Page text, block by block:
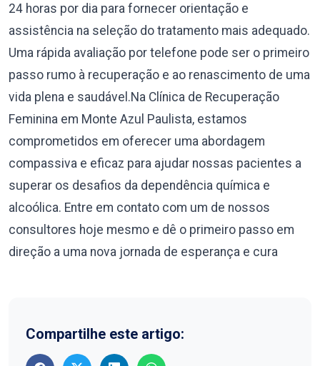
24 horas por dia para fornecer orientação e
assistência na seleção do tratamento mais adequado.
Uma rápida avaliação por telefone pode ser o primeiro
passo rumo à recuperação e ao renascimento de uma
vida plena e saudável.Na Clínica de Recuperação
Feminina em Monte Azul Paulista, estamos
comprometidos em oferecer uma abordagem
compassiva e eficaz para ajudar nossas pacientes a
superar os desafios da dependência química e
alcoólica. Entre em contato com um de nossos
consultores hoje mesmo e dê o primeiro passo em
direção a uma nova jornada de esperança e cura
Compartilhe este artigo: